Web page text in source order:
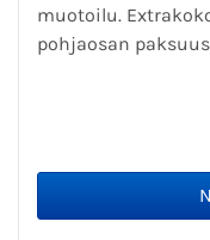
muotoilu.
pohjaosan